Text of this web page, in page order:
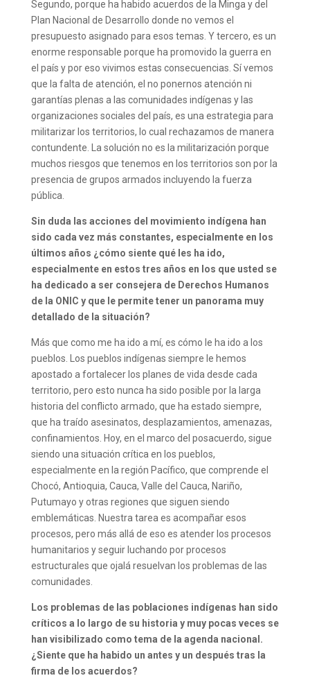
Segundo, porque ha habido acuerdos de la Minga y del
Plan Nacional de Desarrollo donde no vemos el
presupuesto asignado para esos temas. Y tercero, es un
enorme responsable porque ha promovido la guerra en
el país y por eso vivimos estas consecuencias. Sí vemos
que la falta de atención, el no ponernos atención ni
garantías plenas a las comunidades indígenas y las
organizaciones sociales del país, es una estrategia para
militarizar los territorios, lo cual rechazamos de manera
contundente. La solución no es la militarización porque
muchos riesgos que tenemos en los territorios son por la
presencia de grupos armados incluyendo la fuerza
pública.
Sin duda las acciones del movimiento indígena han
sido cada vez más constantes, especialmente en los
últimos años ¿cómo siente qué les ha ido,
especialmente en estos tres años en los que usted se
ha dedicado a ser consejera de Derechos Humanos
de la ONIC y que le permite tener un panorama muy
detallado de la situación?
Más que como me ha ido a mí, es cómo le ha ido a los
pueblos. Los pueblos indígenas siempre le hemos
apostado a fortalecer los planes de vida desde cada
territorio, pero esto nunca ha sido posible por la larga
historia del conflicto armado, que ha estado siempre,
que ha traído asesinatos, desplazamientos, amenazas,
confinamientos. Hoy, en el marco del posacuerdo, sigue
siendo una situación crítica en los pueblos,
especialmente en la región Pacífico, que comprende el
Chocó, Antioquia, Cauca, Valle del Cauca, Nariño,
Putumayo y otras regiones que siguen siendo
emblemáticas. Nuestra tarea es acompañar esos
procesos, pero más allá de eso es atender los procesos
humanitarios y seguir luchando por procesos
estructurales que ojalá resuelvan los problemas de las
comunidades.
Los problemas de las poblaciones indígenas han sido
críticos a lo largo de su historia y muy pocas veces se
han visibilizado como tema de la agenda nacional.
¿Siente que ha habido un antes y un después tras la
firma de los acuerdos?